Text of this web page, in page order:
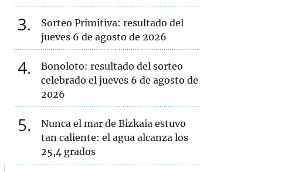
3
Sorteo Primitiva: resultado del
jueves 6 de agosto de 2026
4
Bonoloto: resultado del sorteo
celebrado el jueves 6 de agosto de
2026
5
Nunca el mar de Bizkaia estuvo
tan caliente: el agua alcanza los
25,4 grados